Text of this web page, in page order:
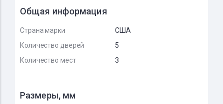
Общая информация
Страна марки
США
Количество дверей
5
Количество мест
3
Размеры, мм